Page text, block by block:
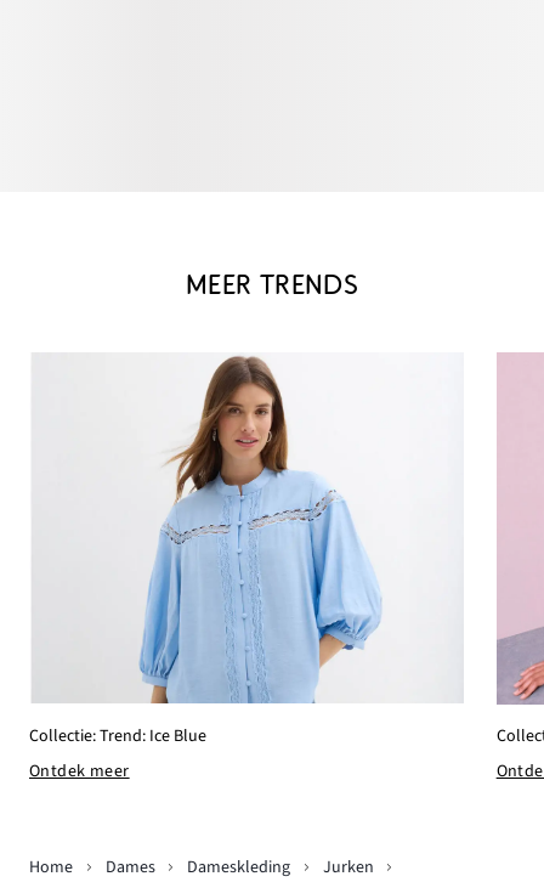
MEER TRENDS
Collectie: Trend: Ice Blue
Ontdek meer
Home Dames Dameskleding
Jurken